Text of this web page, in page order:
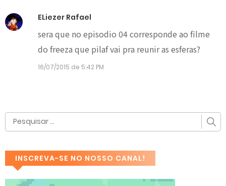
ELiezer Rafael
sera que no episodio 04 corresponde ao filme
do freeza que pilaf vai pra reunir as esferas?
16/07/2015 de 5:42 PM
INSCREVA-SE NO NOSSO CANAL!